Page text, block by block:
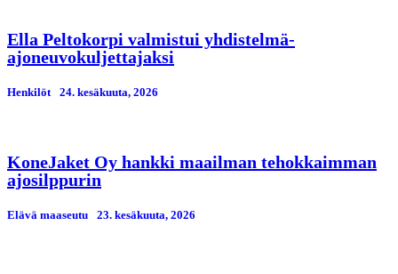
Ella Peltokorpi valmistui yhdistelmä-
ajoneuvokuljettajaksi
Henkilöt 24. kesäkuuta, 2026
KoneJaket Oy hankki maailman tehokkaimman
ajosilppurin
Elävä maaseutu 23. kesäkuuta, 2026